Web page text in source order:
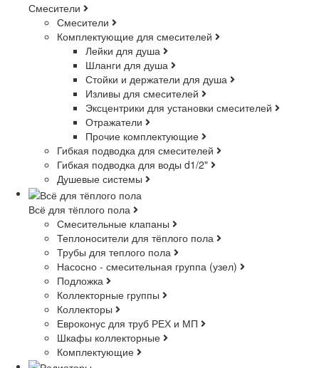
Смесители
Смесители
Комплектующие для смесителей
Лейки для душа
Шланги для душа
Стойки и держатели для душа
Изливы для смесителей
Эксцентрики для установки смесителей
Отражатели
Прочие комплектующие
Гибкая подводка для смесителей
Гибкая подводка для воды d1/2"
Душевые системы
Всё для тёплого пола
Смесительные клапаны
Теплоносители для тёплого пола
Трубы для теплого пола
Насосно - смесительная группа (узел)
Подложка
Коллекторные группы
Коллекторы
Евроконус для труб РЕХ и МП
Шкафы коллекторные
Комплектующие